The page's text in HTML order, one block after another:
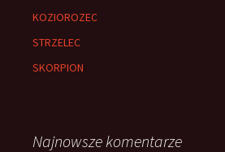
KOZIOROZEC
STRZELEC
SKORPION
Najnowsze komentarze